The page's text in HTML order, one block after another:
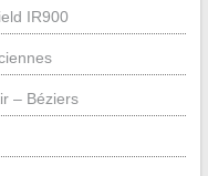
IR900
– Béziers